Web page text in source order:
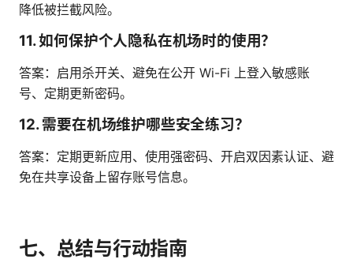
降低被拦截风险。
11. 如何保护个人隐私在机场时的使用？
答案：启用杀开关、避免在公开 Wi-Fi 上登入敏感账
号、定期更新密码。
12. 需要在机场维护哪些安全练习？
答案：定期更新应用、使用强密码、开启双因素认证、避
免在共享设备上留存账号信息。
七、总结与行动指南